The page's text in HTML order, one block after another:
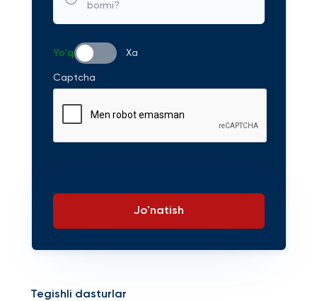
bormi?
Yo'q Xa
Captcha
Jo'natish
Tegishli dasturlar